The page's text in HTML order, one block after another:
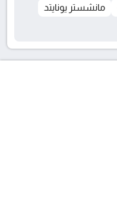
مانشستر يونايتد